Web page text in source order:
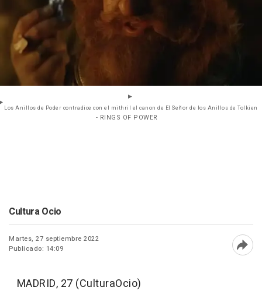
Los Anillos de Poder contradice con el mithril el canon de El Señor de los Anillos de Tolkien
- RINGS OF POWER
Cultura Ocio
Martes, 27 septiembre 2022
Publicado: 14:09
MADRID, 27 (CulturaOcio)